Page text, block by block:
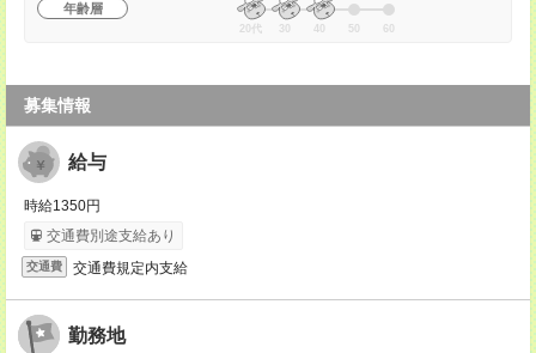
年齢層
20代 30 40 50 60
募集情報
給与
時給1350円
交通費別途支給あり
交通費 交通費規定内支給
勤務地